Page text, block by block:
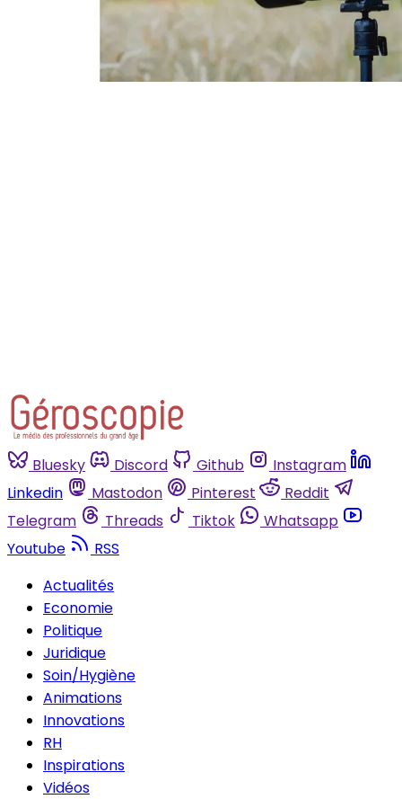
Bluesky Discord Github
Instagram
Linkedin
Mastodon Pinterest
Reddit
Telegram
Threads Tiktok
Whatsapp
Youtube
RSS
Actualités
Economie
Politique
Juridique
Soin/Hygiène
Animations
Innovations
RH
Inspirations
Vidéos